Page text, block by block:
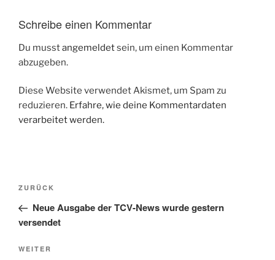
Schreibe einen Kommentar
Du musstangemeldetsein, um einen Kommentar
abzugeben.
Diese Website verwendet Akismet, um Spam zu
reduzieren. Erfahre, wie deine Kommentardaten
verarbeitet werden.
Beitragsnavigation
Vorheriger
Beitrag
ZURÜCK
Neue Ausgabe der TCV-News wurde gestern
versendet
Nächster
WEITER